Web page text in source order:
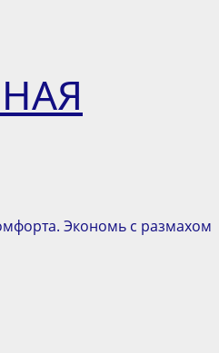
Экономь с размахом